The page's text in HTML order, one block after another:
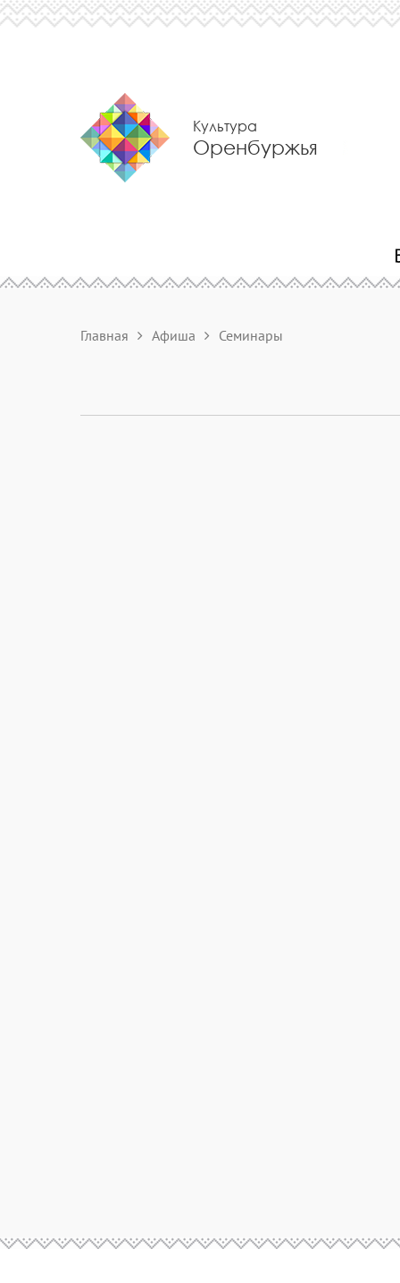
Культура
Оренбуржья
Главная Афиша Семинары